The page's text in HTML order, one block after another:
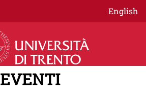
Salta al contenuto principale
English
EVENTI